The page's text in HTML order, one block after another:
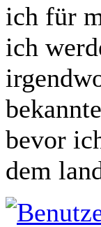
ich für
ich
bevor
dem